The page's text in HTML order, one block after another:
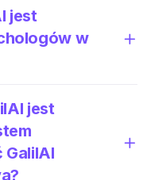
jest
w
jest